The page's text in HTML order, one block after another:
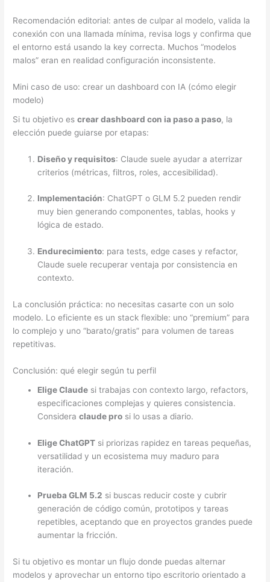
Recomendación editorial: antes de culpar al modelo, valida la
conexión con una llamada mínima, revisa logs y confirma que
el entorno está usando la key correcta. Muchos “modelos
malos” eran en realidad configuración inconsistente.
Mini caso de uso: crear un dashboard con IA (cómo elegir
modelo)
Si tu objetivo escrear dashboard con ia paso a paso, la
elección puede guiarse por etapas:
Diseño y requisitos: Claude suele ayudar a aterrizar
criterios (métricas, filtros, roles, accesibilidad).
Implementación: ChatGPT o GLM 5.2 pueden rendir
muy bien generando componentes, tablas, hooks y
lógica de estado.
Endurecimiento: para tests, edge cases y refactor,
Claude suele recuperar ventaja por consistencia en
contexto.
La conclusión práctica: no necesitas casarte con un solo
modelo. Lo eficiente es un stack flexible: uno “premium” para
lo complejo y uno “barato/gratis” para volumen de tareas
repetitivas.
Conclusión: qué elegir según tu perfil
Elige Claude si trabajas con contexto largo, refactors,
especificaciones complejas y quieres consistencia.
Consideraclaude pro si lo usas a diario.
Elige ChatGPT si priorizas rapidez en tareas pequeñas,
versatilidad y un ecosistema muy maduro para
iteración.
Prueba GLM 5.2 si buscas reducir coste y cubrir
generación de código común, prototipos y tareas
repetibles, aceptando que en proyectos grandes puede
aumentar la fricción.
Si tu objetivo es montar un flujo donde puedas alternar
modelos y aprovechar un entorno tipo escritorio orientado a